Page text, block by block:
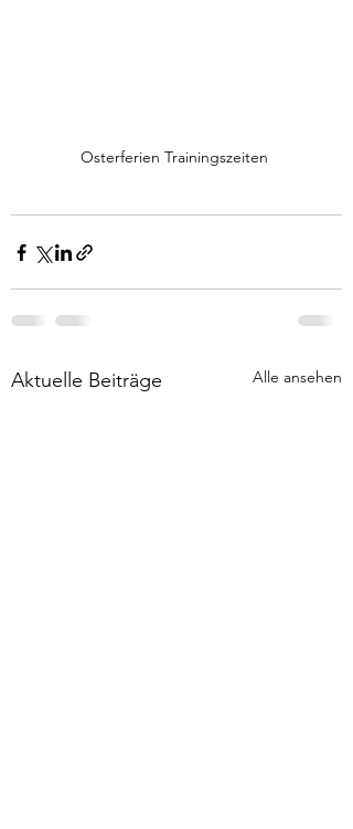
Osterferien Trainingszeiten
Aktuelle Beiträge Alle ansehen